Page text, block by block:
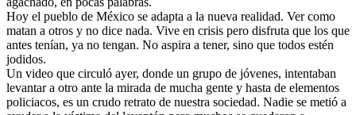
Hoy el pueblo de México se adapta a la nueva realidad. Ver como
matan a otros y no dice nada. Vive en crisis pero disfruta que los que
antes tenían, ya no tengan. No aspira a tener, sino que todos estén
jodidos.
Un video que circuló ayer, donde un grupo de jóvenes, intentaban
levantar a otro ante la mirada de mucha gente y hasta de elementos
policiacos, es un crudo retrato de nuestra sociedad. Nadie se metió a